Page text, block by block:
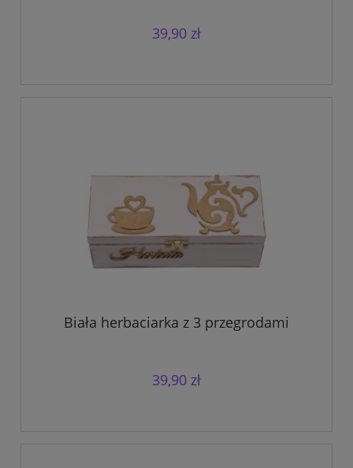
39,90 zł
Biała herbaciarka z 3 przegrodami
39,90 zł